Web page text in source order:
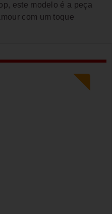
este modelo é a peça
com um toque